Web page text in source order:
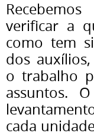
verificar a
como tem
dos
o trabalho
assuntos.
cada